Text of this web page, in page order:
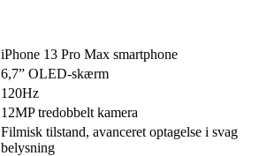
iPhone 13 Pro Max smartphone
6,7” OLED-skærm
120Hz
12MP tredobbelt kamera
Filmisk tilstand, avanceret optagelse i svag
belysning